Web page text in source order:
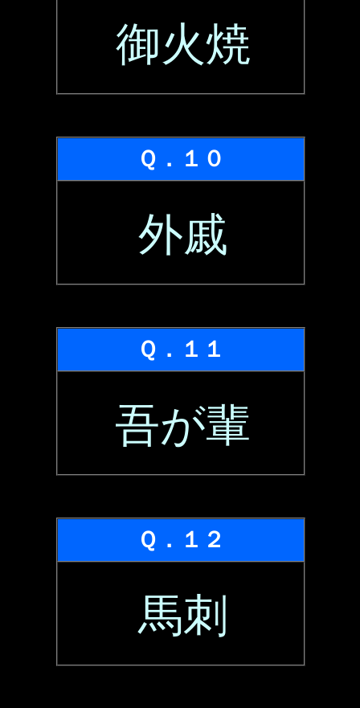
御火焼
Ｑ．１０
外戚
Ｑ．１１
吾が輩
Ｑ．１２
馬刺